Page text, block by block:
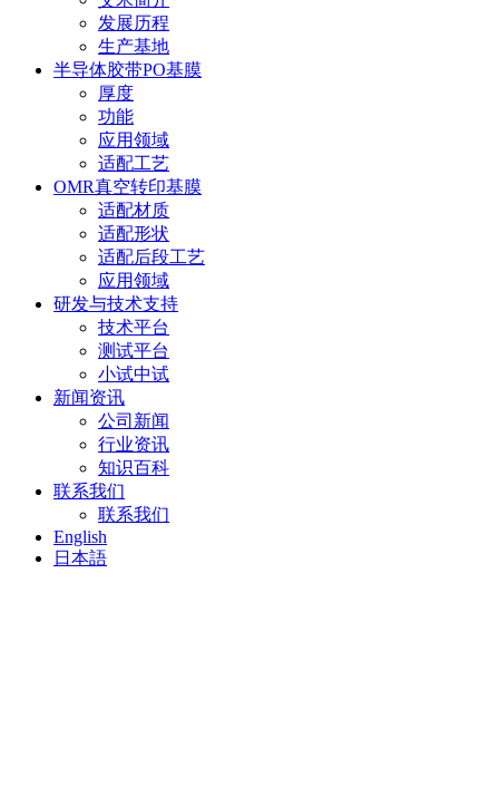
发展历程
生产基地
半导体胶带PO基膜
厚度
功能
应用领域
适配工艺
OMR真空转印基膜
适配材质
适配形状
适配后段工艺
应用领域
研发与技术支持
技术平台
测试平台
小试中试
新闻资讯
公司新闻
行业资讯
知识百科
联系我们
联系我们
English
日本語